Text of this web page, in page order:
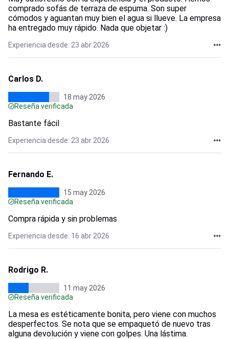
comprado sofás de terraza de espuma. Son super
cómodos y aguantan muy bien el agua si llueve. La empresa
ha entregado muy rápido. Nada que objetar :)
Experiencia desde: 23 abr 2026
Carlos D.
18 may 2026
Reseña verificada
Bastante fácil
Experiencia desde: 23 abr 2026
Fernando E.
15 may 2026
Reseña verificada
Compra rápida y sin problemas
Experiencia desde: 16 abr 2026
Rodrigo R.
11 may 2026
Reseña verificada
La mesa es estéticamente bonita, pero viene con muchos
desperfectos. Se nota que se empaquetó de nuevo tras
alguna devolución y viene con golpes. Una lástima.